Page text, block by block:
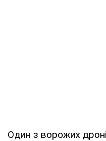
Один з ворожих